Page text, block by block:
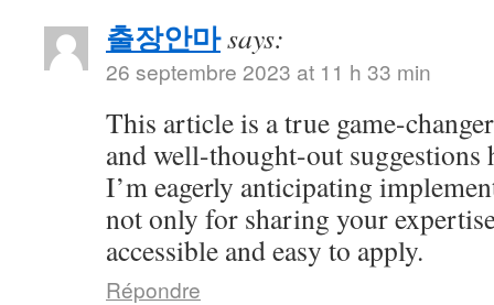
출장안마says:
26 septembre 2023 at 11 h 33 min
This article is a true game-
and well-thought-out
I’m eagerly anticipating
not only for sharing your
accessible and easy to apply.
Répondre